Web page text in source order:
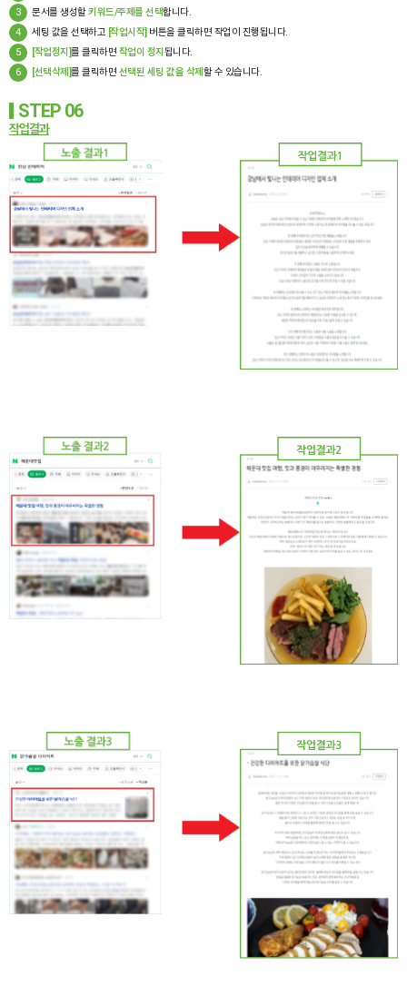
3
문서를 생성할키워드/주제를 선택합니다.
4
세팅 값을 선택하고 [작업시작] 버튼을 클릭하면 작업이 진행됩니다.
5
[작업정지]를 클릭하면 작업이 정지 됩니다.
6
[선택삭제]를 클릭하면 선택된 세팅 값을 삭제 할 수 있습니다.
STEP 06
작업결과